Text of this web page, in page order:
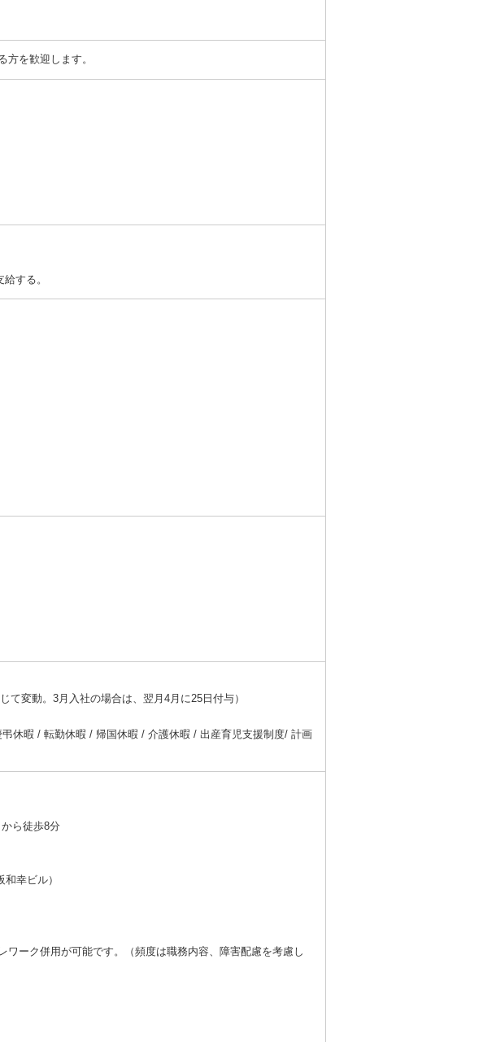
を歓迎します。
する。
変動。3月入社の場合は、翌月4月に25日付与）
休暇 / 転勤休暇 / 帰国休暇 / 介護休暇 / 出産育児支援制度/ 計画
ら徒歩8分
幸ビル）
ーク併用が可能です。（頻度は職務内容、障害配慮を考慮し